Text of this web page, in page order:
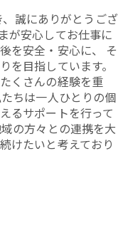
誠にありがとうござ
が安心してお仕事に
を安全・安心に、 そ
を目指しています。
くさんの経験を重
ちは一人ひとりの個
るサポートを行って
の方々との連携を大
けたいと考えており